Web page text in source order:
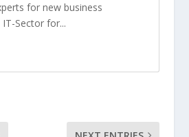
for new business
Sector for...